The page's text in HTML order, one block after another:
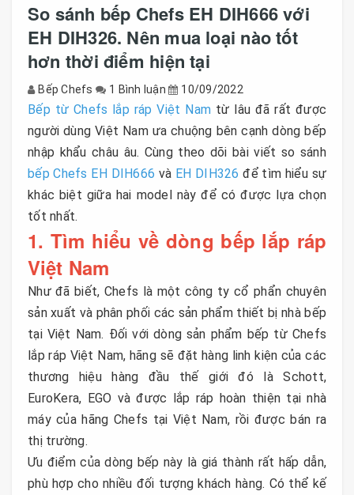
So sánh bếp Chefs EH DIH666 với
EH DIH326. Nên mua loại nào tốt
hơn thời điểm hiện tại
Bếp Chefs 1 Bình luận 10/09/2022
Bếp từ Chefs lắp ráp Việt Nam từ lâu đã rất được
người dùng Việt Nam ưa chuộng bên cạnh dòng bếp
nhập khẩu châu âu. Cùng theo dõi bài viết so sánh
bếp Chefs EH DIH666 và EH DIH326 để tìm hiểu sự
khác biệt giữa hai model này để có được lựa chọn
tốt nhất.
1. Tìm hiểu về dòng bếp lắp ráp
Việt Nam
Như đã biết, Chefs là một công ty cổ phẩn chuyên
sản xuất và phân phối các sản phẩm thiết bị nhà bếp
tại Việt Nam. Đối với dòng sản phẩm bếp từ Chefs
lắp ráp Việt Nam, hãng sẽ đặt hàng linh kiện của các
thương hiệu hàng đầu thế giới đó là Schott,
EuroKera, EGO và được lắp ráp hoàn thiện tại nhà
máy của hãng Chefs tại Việt Nam, rồi được bán ra
thị trường.
Ưu điểm của dòng bếp này là giá thành rất hấp dẫn,
phù hợp cho nhiều đối tượng khách hàng. Có thể kế